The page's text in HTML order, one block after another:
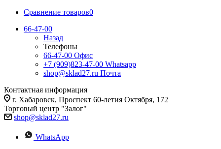
Сравнение товаров0
66-47-00
Назад
Телефоны
66-47-00 Офис
+7 (909)823-47-00 Whatsapp
shop@sklad27.ru Почта
Контактная информация
г. Хабаровск, Проспект 60-летия Октября, 172
Торговый центр "Залог"
shop@sklad27.ru
WhatsApp